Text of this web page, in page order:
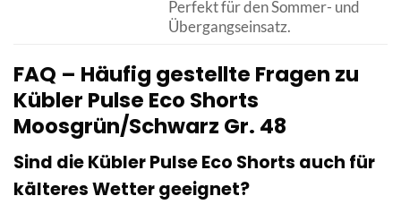
Perfekt für den Sommer- und
Übergangseinsatz.
FAQ – Häufig gestellte Fragen zu
Kübler Pulse Eco Shorts
Moosgrün/Schwarz Gr. 48
Sind die Kübler Pulse Eco Shorts auch für
kälteres Wetter geeignet?